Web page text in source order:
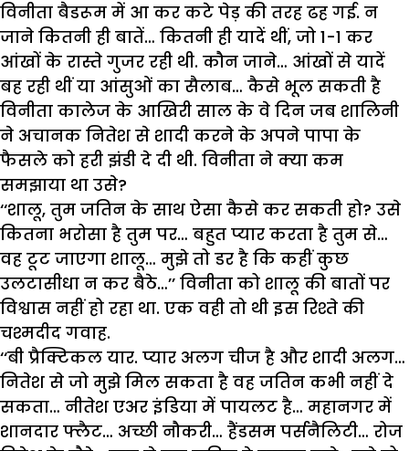
विनीता बैडरूम में आ कर कटे पेड़ की तरह ढह गई. न
जाने कितनी ही बातें… कितनी ही यादें थीं, जो 1-1 कर
आंखों के रास्ते गुजर रही थी. कौन जाने… आंखों से यादें
बह रही थीं या आंसुओं का सैलाब… कैसे भूल सकती है
विनीता कालेज के आखिरी साल के वे दिन जब शालिनी
ने अचानक नितेश से शादी करने के अपने पापा के
फैसले को हरी झंडी दे दी थी. विनीता ने क्या कम
समझाया था उसे?
‘‘शालू, तुम जतिन के साथ ऐसा कैसे कर सकती हो? उसे
कितना भरोसा है तुम पर… बहुत प्यार करता है तुम से…
वह टूट जाएगा शालू… मुझे तो डर है कि कहीं कुछ
उलटासीधा न कर बैठे…’’ विनीता को शालू की बातों पर
विश्वास नहीं हो रहा था. एक वही तो थी इस रिश्ते की
चश्मदीद गवाह.
‘‘बी प्रैक्टिकल यार. प्यार अलग चीज है और शादी अलग…
नितेश से जो मुझे मिल सकता है वह जतिन कभी नहीं दे
सकता… नीतेश एअर इंडिया में पायलट है… महानगर में
शानदार फ्लैट… अच्छी नौकरी… हैंडसम पर्सनैलिटी… रोज